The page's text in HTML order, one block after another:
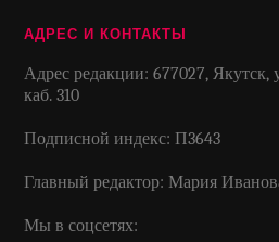
АДРЕС И КОНТАКТЫ
Адрес редакции: 677027, Якутск,
каб. 310
Подписной индекс: П3643
Главный редактор: Мария
Мы в соцсетях: